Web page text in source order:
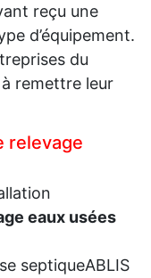
reçu une
d’équipement.
du
remettre leur
relevage
eaux usées
septiqueABLIS